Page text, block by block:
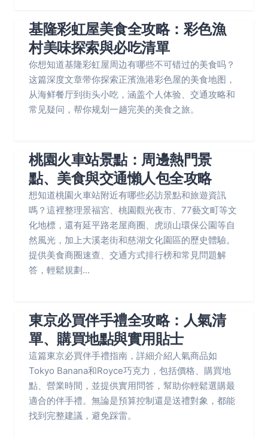
基隆彩虹屋美食全攻略：彩色漁
村美味探索與必吃清單
你想知道基隆彩虹屋周边有哪些不可错过的美食吗？
这篇深度文章带你探索正濱漁港彩色屋的美食地图，
从海鲜餐厅到街头小吃，涵盖个人体验、交通攻略和
常见疑问，帮你规划一趟完美的美食之旅。
桃園火車站景點：周邊熱門景
點、美食與交通懶人包全攻略
想知道桃園火車站附近有哪些必訪景點和旅遊資訊
嗎？這裡整理景福宮、桃園觀光夜市、77藝文町等文
化地標，還有延平路老屋商圈、虎頭山環保公園等自
然風光，加上大溪老街和慈湖文化園區的歷史體驗。
提供美食商圈速查、交通方式排行榜和常見問題解
答，輕鬆規劃...
東京必買伴手禮全攻略：人氣清
單、購買地點與實用貼士
這篇東京必買伴手禮指南，詳細介紹人氣商品如
Tokyo Banana和Royce巧克力，包括價格、購買地
點、營業時間，並提供實用問答，幫助你輕鬆選購最
適合的伴手禮。無論是預算控制還是送禮對象，都能
找到完整建議，避免踩雷。